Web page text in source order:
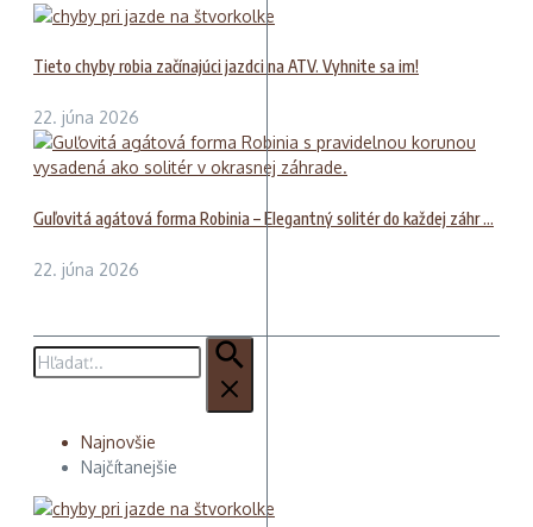
Tieto chyby robia začínajúci jazdci na ATV. Vyhnite sa im!
22. júna 2026
Guľovitá agátová forma Robinia – Elegantný solitér do každej záhr ...
22. júna 2026
Hľadať:
Najnovšie
Najčítanejšie